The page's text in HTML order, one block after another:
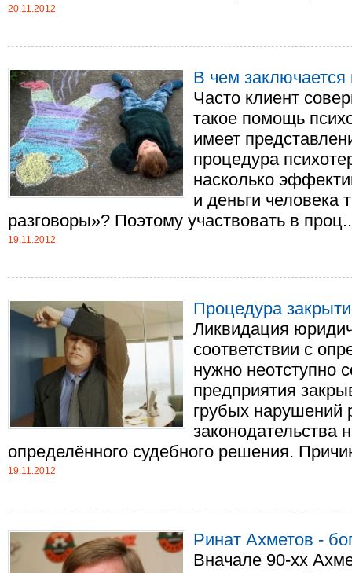
20.11.2012
В чем
Часто клиент
такое помощь
имеет
процедура
насколько
и деньги человека
разговоры»? Поэтому участвовать в
19.11.2012
Процедура
Ликвидация
соответствии с
нужно неотступно
предприятия
грубых нарушений
законодательства
определённого судебного решения.
19.11.2012
Ринат Ахметов -
Вначале 90-хх